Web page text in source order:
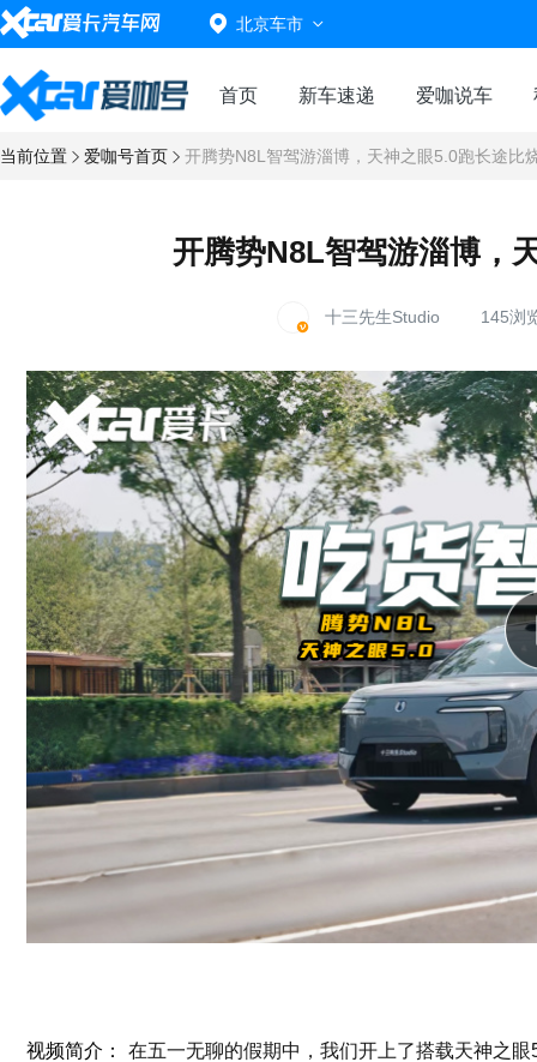
北京车市
首页 新车速递 爱咖说车
当前位置 爱咖号首页 开腾势N8L智驾游淄博，天神之眼5.0跑长途比
开腾势N8L智驾游淄博，
十三先生Studio 145浏览
视频简介：
在五一无聊的假期中，我们开上了搭载天神之